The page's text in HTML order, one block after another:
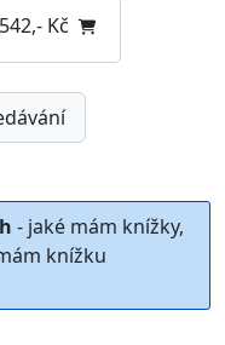
542,- Kč
- jaké mám knížky,
knížku